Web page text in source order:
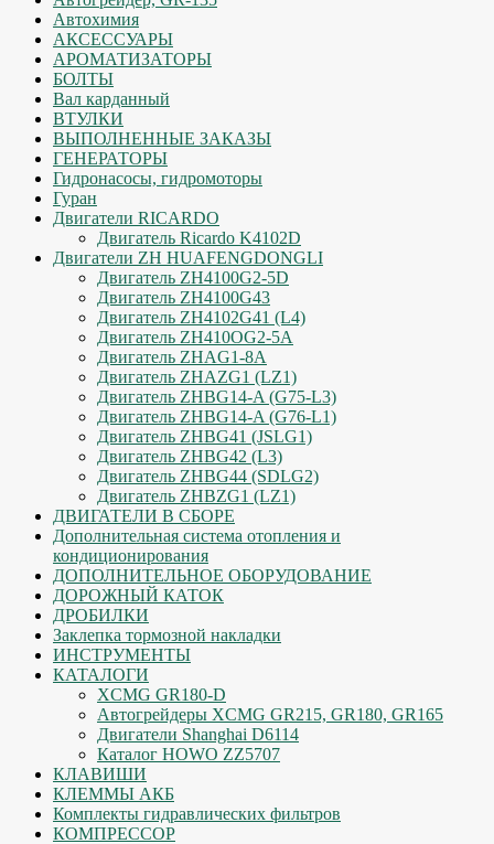
Автохимия
АКСЕССУАРЫ
АРОМАТИЗАТОРЫ
БОЛТЫ
Вал карданный
ВТУЛКИ
ВЫПОЛНЕННЫЕ ЗАКАЗЫ
ГЕНЕРАТОРЫ
Гидронасосы, гидромоторы
Гуран
Двигатели RICARDO
Двигатель Ricardo K4102D
Двигатели ZH HUAFENGDONGLI
Двигатель ZH4100G2-5D
Двигатель ZH4100G43
Двигатель ZH4102G41 (L4)
Двигатель ZH410OG2-5A
Двигатель ZHAG1-8A
Двигатель ZHAZG1 (LZ1)
Двигатель ZHBG14-A (G75-L3)
Двигатель ZHBG14-A (G76-L1)
Двигатель ZHBG41 (JSLG1)
Двигатель ZHBG42 (L3)
Двигатель ZHBG44 (SDLG2)
Двигатель ZHBZG1 (LZ1)
ДВИГАТЕЛИ В СБОРЕ
Дополнительная система отопления и
кондиционирования
ДОПОЛНИТЕЛЬНОЕ ОБОРУДОВАНИЕ
ДОРОЖНЫЙ КАТОК
ДРОБИЛКИ
Заклепка тормозной накладки
ИНСТРУМЕНТЫ
КАТАЛОГИ
XCMG GR180-D
Автогрейдеры XCMG GR215, GR180, GR165
Двигатели Shanghai D6114
Каталог HOWO ZZ5707
КЛАВИШИ
КЛЕММЫ АКБ
Комплекты гидравлических фильтров
КОМПРЕССОР